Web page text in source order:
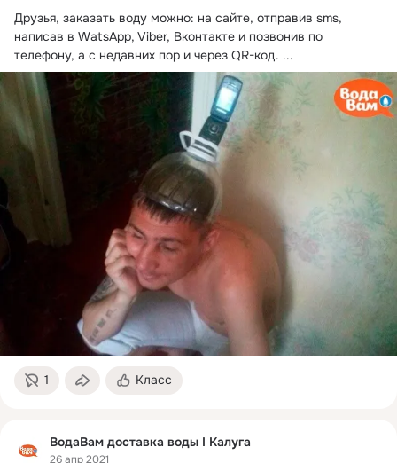
Друзья, заказать воду можно: на сайте, отправив sms,
написав в WatsApp, Viber, Вконтакте и позвонив по
телефону, а с недавних пор и через QR-код. ...
1 Класс
ВодаВам доставка воды I Калуга
26 апр 2021